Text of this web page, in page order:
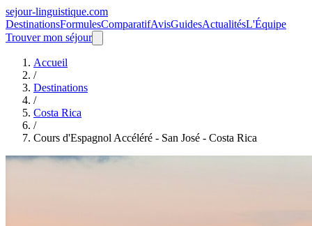
sejour-linguistique.com
DestinationsFormulesComparatifAvisGuidesActualitésL'Équipe
Trouver mon séjour
Accueil
/
Destinations
/
Costa Rica
/
Cours d'Espagnol Accéléré - San José - Costa Rica